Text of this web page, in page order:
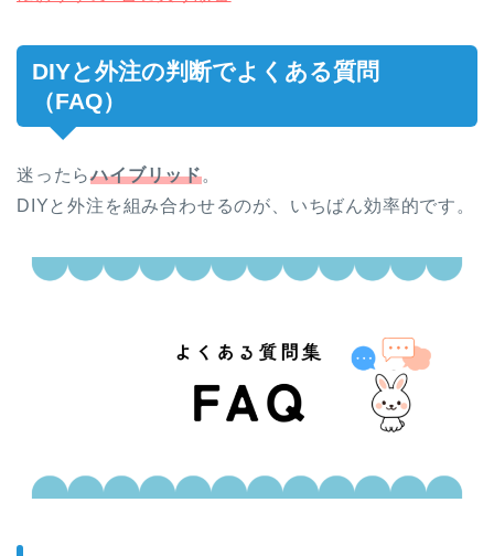
DIYと外注の判断でよくある質問
（FAQ）
迷ったらハイブリッド。
DIYと外注を組み合わせるのが、いちばん効率的です。